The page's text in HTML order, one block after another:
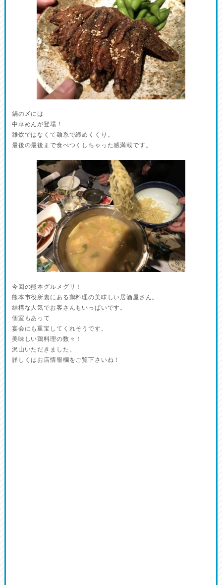
鍋の〆には
中華めんが登場！
雑炊ではなくて麺系で締めくくり。
最後の最後まで食べつくしちゃった感満載です。
今回の熊本グルメグリ！
熊本市役所裏にある鶏料理の美味しい居酒屋さん。
結構な人気でお客さんもいっぱいです。
個室もあって
宴会にも重宝してくれそうです。
美味しい鶏料理の数々！
沢山いただきました。
詳しくはお店情報欄をご覧下さいね！